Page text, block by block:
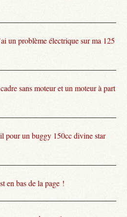
un problème électrique sur ma 125
sans moteur et un moteur à part
pour un buggy 150cc divine star
en bas de la page !